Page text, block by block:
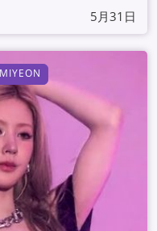
5月31日
MIYEON